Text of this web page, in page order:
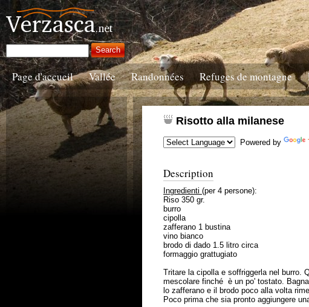
Page d'accueil Vallée Randonnées Refuges de montagne
Risotto alla milanese
Powered by
Description
Ingredienti (per 4 persone):
Riso 350 gr.
burro
cipolla
zafferano 1 bustina
vino bianco
brodo di dado 1.5 litro circa
formaggio grattugiato
Tritare la cipolla e soffriggerla nel burro.
mescolare finché è un po' tostato.
lo zafferano e il brodo poco alla volta
Poco prima che sia pronto aggiungere